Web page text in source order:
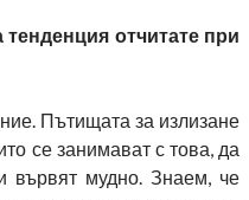
отчитате при
Пътищата за излизане
се занимават с това, да
вървят мудно. Знаем, че